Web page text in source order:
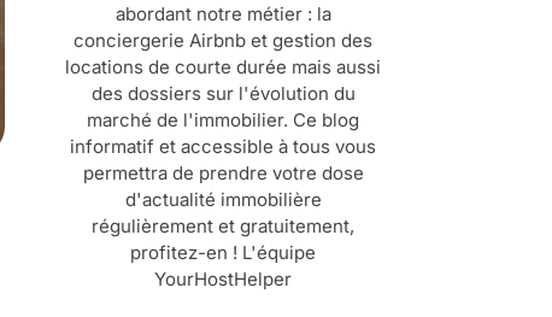
abordant notre métier : la
conciergerie Airbnb et gestion des
locations de courte durée mais aussi
des dossiers sur l'évolution du
marché de l'immobilier. Ce blog
informatif et accessible à tous vous
permettra de prendre votre dose
d'actualité immobilière
régulièrement et gratuitement,
profitez-en ! L'équipe
YourHostHelper